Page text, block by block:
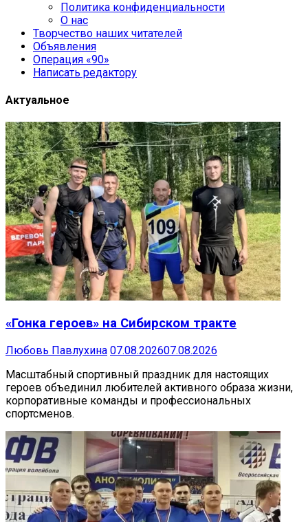
Политика конфиденциальности
О нас
Творчество наших читателей
Объявления
Операция «90»
Написать редактору
Актуальное
«Гонка героев» на Сибирском тракте
Любовь Павлухина 07.08.202607.08.2026
Масштабный спортивный праздник для настоящих
героев объединил любителей активного образа жизни,
корпоративные команды и профессиональных
спортсменов.